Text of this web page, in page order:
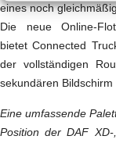
eines noch
Die neue Online-
bietet Connected
der vollständigen
sekundären
Eine umfassende
Position der DAF